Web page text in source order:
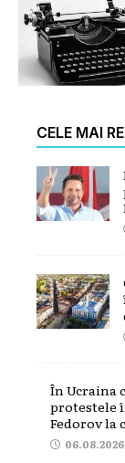
CELE MAI
În Ucraina
protestele
Fedorov la
06.08.2026